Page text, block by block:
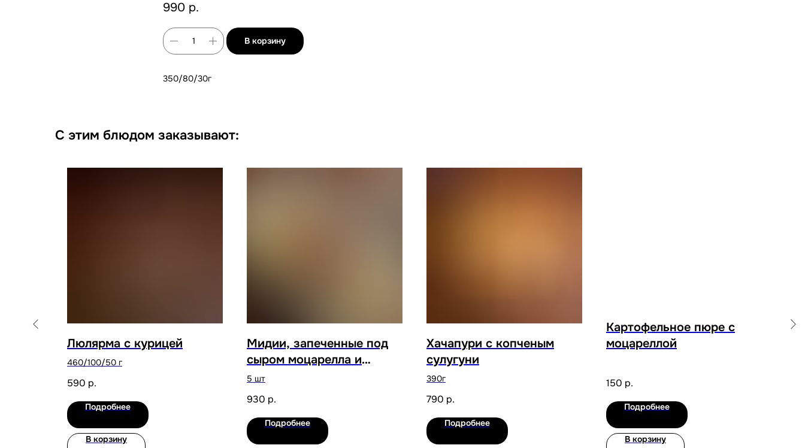
990 р.
В корзину
350/80/30г
С этим блюдом заказывают:
Люлярма с курицей
460/100/50 г
590 р.
Подробнее
В корзину
Мидии, запеченные под
сыром моцарелла и
сулугуни
5 шт
930 р.
Подробнее
Хачапури с копченым
сулугуни
390г
790 р.
Подробнее
Картофельное пюре с
моцареллой
150 р.
Подробнее
В корзину